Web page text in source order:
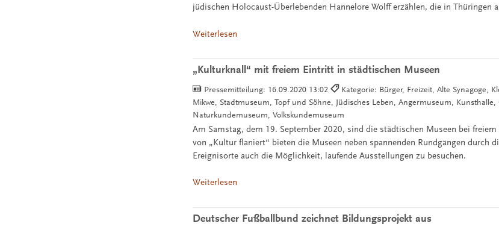
jüdischen Holocaust-Überlebenden Hannelore Wolff erzählen, die in Thüringen
Weiterlesen
„Kulturknall“ mit freiem Eintritt in städtischen Museen
Pressemitteilung: 16.09.2020 13:02
Kategorie: Bürger, Freizeit, Alte Synagoge,
Mikwe, Stadtmuseum, Topf und Söhne, Jüdisches Leben, Angermuseum, Kunsthalle,
Naturkundemuseum, Volkskundemuseum
Am Samstag, dem 19. September 2020, sind die städtischen Museen bei
von „Kultur flaniert“ bieten die Museen neben spannenden Rundgängen durch
Ereignisorte auch die Möglichkeit, laufende Ausstellungen zu besuchen.
Weiterlesen
Deutscher Fußballbund zeichnet Bildungsprojekt aus